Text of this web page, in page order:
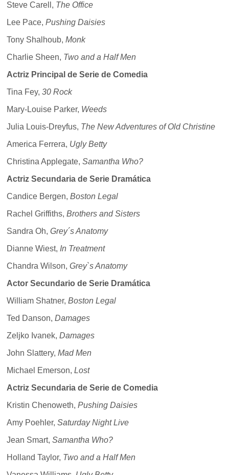
Steve Carell, The Office
Lee Pace,Pushing Daisies
Tony Shalhoub,Monk
Charlie Sheen, Two and a Half Men
Actriz Principal de Serie de Comedia
Tina Fey,30 Rock
Mary-Louise Parker, Weeds
Julia Louis-Dreyfus, The New Adventures of Old Christine
America Ferrera, Ugly Betty
Christina Applegate,Samantha Who?
Actriz Secundaria de Serie Dramática
Candice Bergen,Boston Legal
Rachel Griffiths,Brothers and Sisters
Sandra Oh,Grey´s Anatomy
Dianne Wiest, In Treatment
Chandra Wilson,Grey`s Anatomy
Actor Secundario de Serie Dramática
William Shatner,Boston Legal
Ted Danson,Damages
Zeljko Ivanek,Damages
John Slattery,Mad Men
Michael Emerson,Lost
Actriz Secundaria de Serie de Comedia
Kristin Chenoweth,Pushing Daisies
Amy Poehler,Saturday Night Live
Jean Smart,Samantha Who?
Holland Taylor, Two and a Half Men